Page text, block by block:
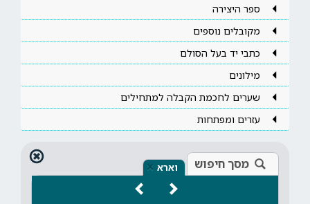
ספר היצירה
מקובלים נוספים
כתבי יד בעל הסולם
מילונים
שערים לחכמת הקבלה למתחילים
עזרים ומפתחות
מסך חיפוש וארא ×